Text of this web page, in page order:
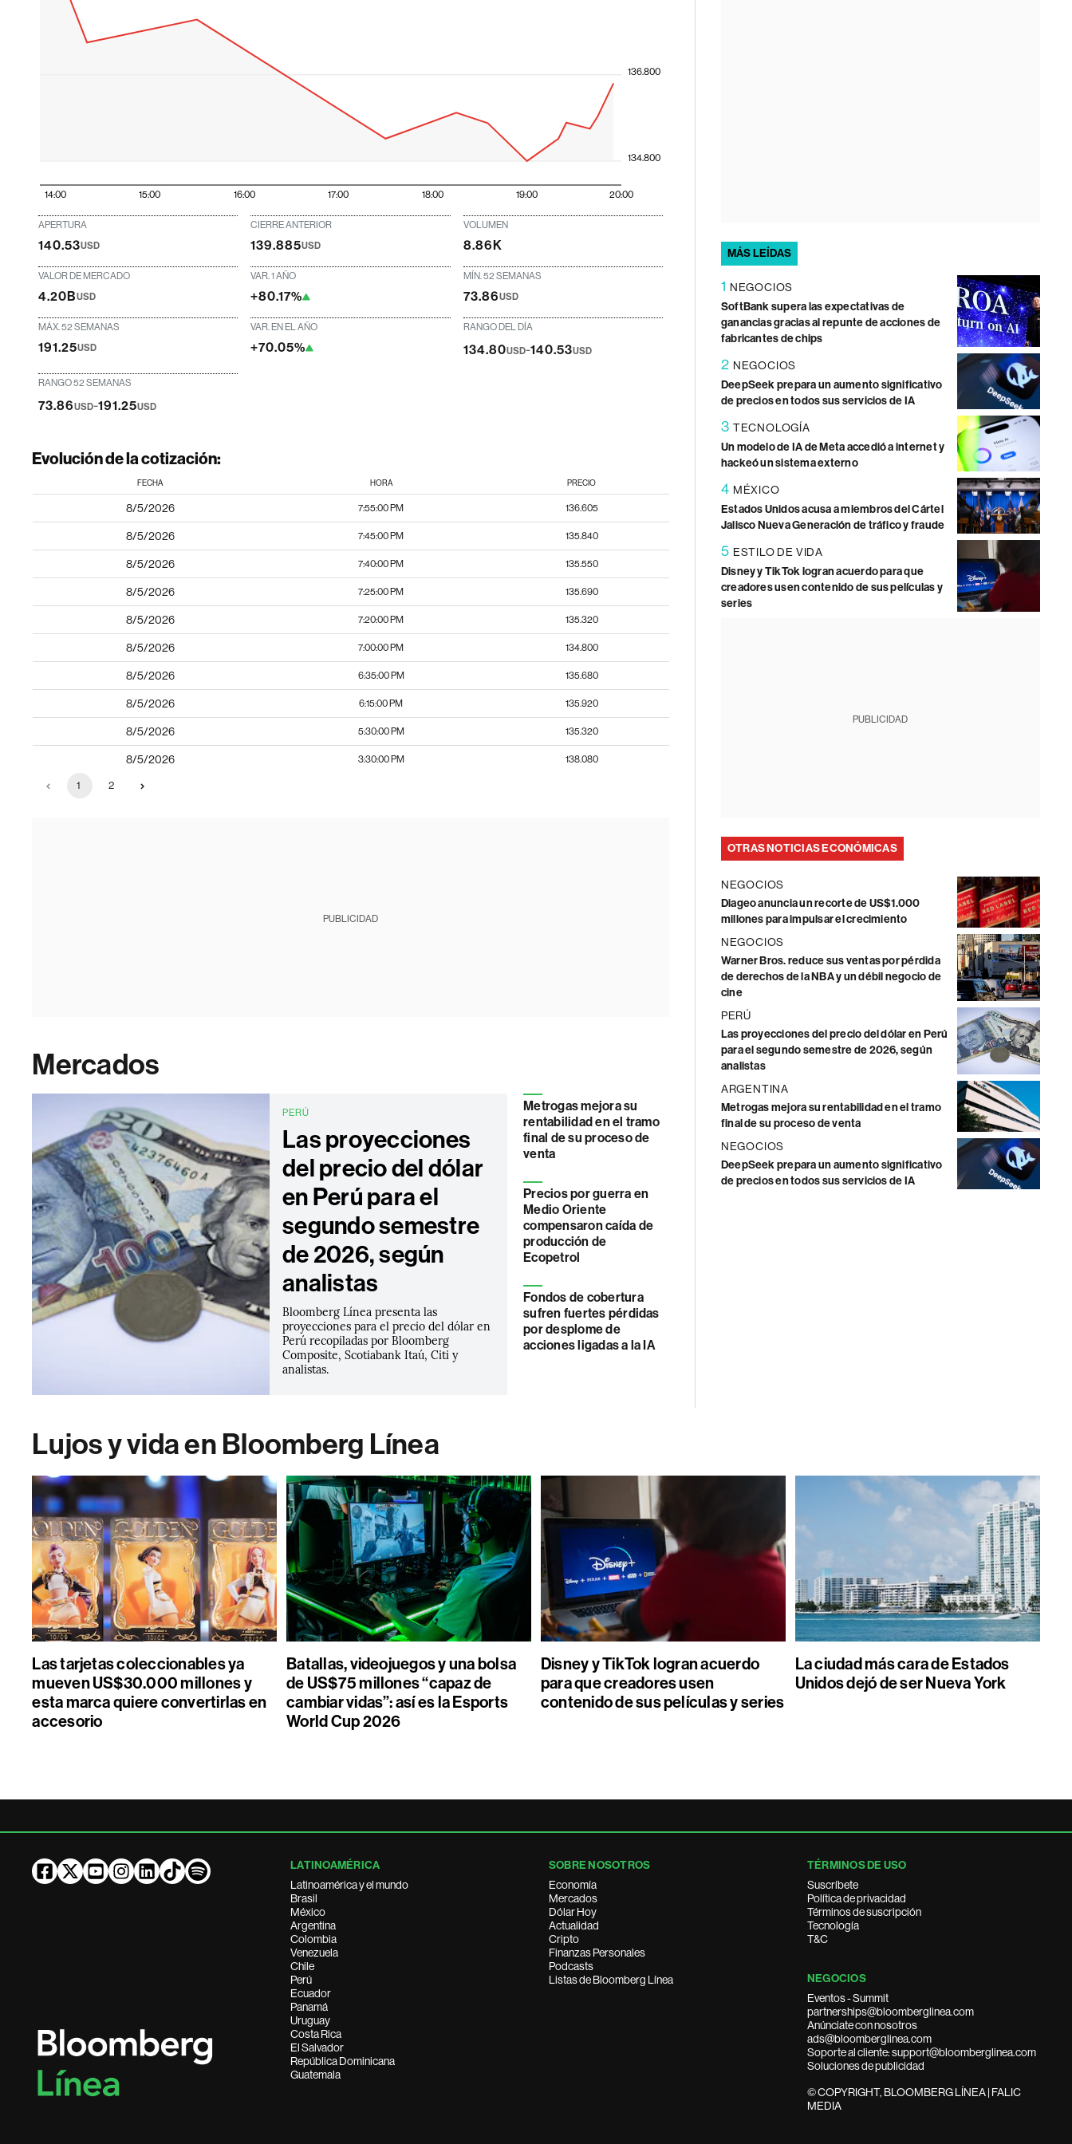
14:00 15:00 16:00 17:00 18:00 19:00 20:00
134.800
136.800
APERTURA
140.53USD
CIERRE ANTERIOR
139.885USD
VOLUMEN
8.86K
VALOR DE MERCADO
4.20BUSD
VAR. 1 AÑO
+80.17%
MÍN. 52 SEMANAS
73.86USD
MÁX. 52 SEMANAS
191.25USD
VAR. EN EL AÑO
+70.05%
RANGO DEL DÍA
134.80USD-140.53USD
RANGO 52 SEMANAS
73.86USD-191.25USD
Evolución de la cotización:
FECHA HORA PRECIO
8/5/2026 7:55:00 PM 136.605
8/5/2026 7:45:00 PM 135.840
8/5/2026 7:40:00 PM 135.550
8/5/2026 7:25:00 PM 135.690
8/5/2026 7:20:00 PM 135.320
8/5/2026 7:00:00 PM 134.800
8/5/2026 6:35:00 PM 135.680
8/5/2026 6:15:00 PM 135.920
8/5/2026 5:30:00 PM 135.320
8/5/2026 3:30:00 PM 138.080
1 2
PUBLICIDAD
Mercados
PERÚ
Las proyecciones
del precio del dólar
en Perú para el
segundo semestre
de 2026, según
analistas
Bloomberg Línea presenta las
proyecciones para el precio del dólar en
Perú recopiladas por Bloomberg
Composite, Scotiabank Itaú, Citi y
analistas.
Metrogas mejora su
rentabilidad en el tramo
final de su proceso de
venta
Precios por guerra en
Medio Oriente
compensaron caída de
producción de
Ecopetrol
Fondos de cobertura
sufren fuertes pérdidas
por desplome de
acciones ligadas a la IA
MÁS LEÍDAS
1 NEGOCIOS
SoftBank supera las expectativas de
ganancias gracias al repunte de acciones de
fabricantes de chips
2 NEGOCIOS
DeepSeek prepara un aumento significativo
de precios en todos sus servicios de IA
3 TECNOLOGÍA
Un modelo de IA de Meta accedió a internet y
hackeó un sistema externo
4 MÉXICO
Estados Unidos acusa a miembros del Cártel
Jalisco Nueva Generación de tráfico y fraude
5 ESTILO DE VIDA
Disney y TikTok logran acuerdo para que
creadores usen contenido de sus películas y
series
PUBLICIDAD
OTRAS NOTICIAS ECONÓMICAS
NEGOCIOS
Diageo anuncia un recorte de US$1.000
millones para impulsar el crecimiento
NEGOCIOS
Warner Bros. reduce sus ventas por pérdida
de derechos de la NBA y un débil negocio de
cine
PERÚ
Las proyecciones del precio del dólar en Perú
para el segundo semestre de 2026, según
analistas
ARGENTINA
Metrogas mejora su rentabilidad en el tramo
final de su proceso de venta
NEGOCIOS
DeepSeek prepara un aumento significativo
de precios en todos sus servicios de IA
Lujos y vida en Bloomberg Línea
Las tarjetas coleccionables ya
mueven US$30.000 millones y
esta marca quiere convertirlas en
accesorio
Batallas, videojuegos y una bolsa
de US$75 millones “capaz de
cambiar vidas”: así es la Esports
World Cup 2026
Disney y TikTok logran acuerdo
para que creadores usen
contenido de sus películas y series
La ciudad más cara de Estados
Unidos dejó de ser Nueva York
LATINOAMÉRICA
Latinoamérica y el mundo
Brasil
México
Argentina
Colombia
Venezuela
Chile
Perú
Ecuador
Panamá
Uruguay
Costa Rica
El Salvador
República Dominicana
Guatemala
SOBRE NOSOTROS
Economía
Mercados
Dólar Hoy
Actualidad
Cripto
Finanzas Personales
Podcasts
Listas de Bloomberg Línea
TÉRMINOS DE USO
Suscríbete
Política de privacidad
Términos de suscripción
Tecnología
T&C
NEGOCIOS
Eventos - Summit
partnerships@bloomberglinea.com
Anúnciate con nosotros
ads@bloomberglinea.com
Soporte al cliente: support@bloomberglinea.com
Soluciones de publicidad
© COPYRIGHT, BLOOMBERG LÍNEA | FALIC
MEDIA